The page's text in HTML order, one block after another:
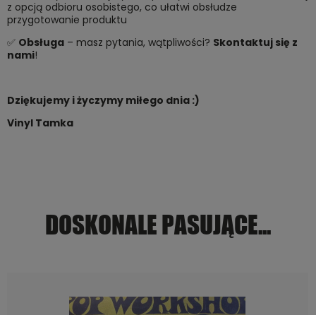
z opcją odbioru osobistego, co ułatwi obsłudze
przygotowanie produktu
✅ Obsługa – masz pytania, wątpliwości? Skontaktuj się z
nami!
Dziękujemy i życzymy miłego dnia :)
Vinyl Tamka
DOSKONALE PASUJĄCE...